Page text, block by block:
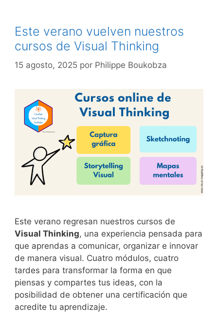
Este verano vuelven nuestros
cursos de Visual Thinking
15 agosto, 2025 por Philippe Boukobza
Este verano regresan nuestros cursos de
Visual Thinking, una experiencia pensada para
que aprendas a comunicar, organizar e innovar
de manera visual. Cuatro módulos, cuatro
tardes para transformar la forma en que
piensas y compartes tus ideas, con la
posibilidad de obtener una certificación que
acredite tu aprendizaje.